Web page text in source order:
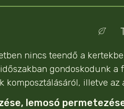
nincs teendő a
gondoskodunk a
komposztálásáról, illetve az
lemosó